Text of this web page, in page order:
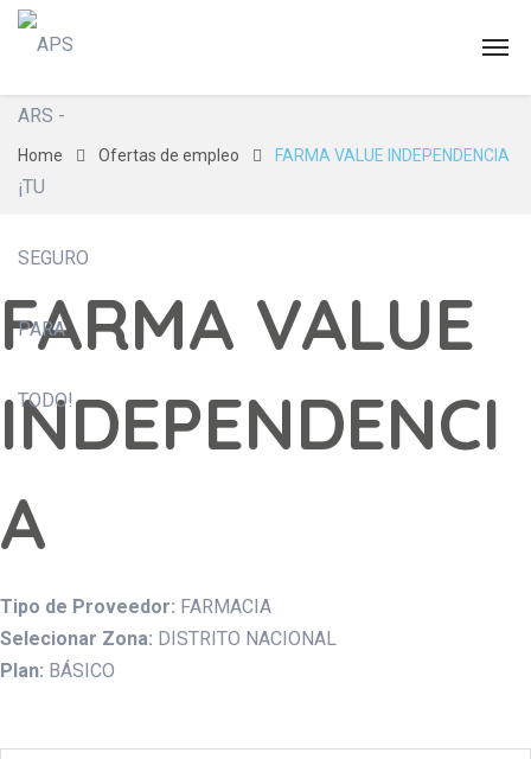
Home Ofertas de empleo FARMA VALUE INDEPENDENCIA
FARMA VALUE
INDEPENDENCI
A
Tipo de Proveedor: FARMACIA
Selecionar Zona: DISTRITO NACIONAL
Plan: BÁSICO